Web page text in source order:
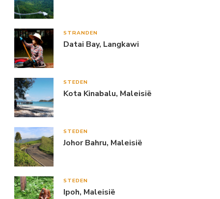
STRANDEN
Datai Bay, Langkawi
STEDEN
Kota Kinabalu, Maleisië
STEDEN
Johor Bahru, Maleisië
STEDEN
Ipoh, Maleisië